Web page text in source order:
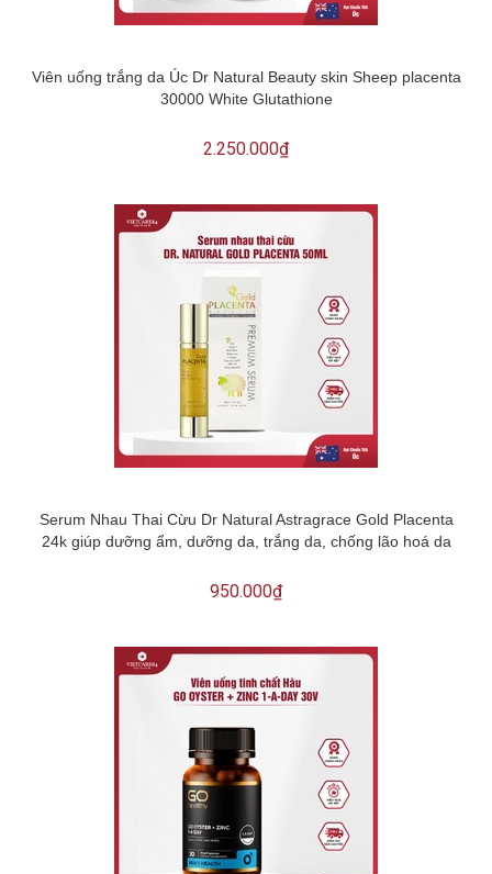
Viên uống trắng da Úc Dr Natural Beauty skin Sheep placenta
30000 White Glutathione
2.250.000₫
Serum Nhau Thai Cừu Dr Natural Astragrace Gold Placenta
24k giúp dưỡng ẩm, dưỡng da, trắng da, chống lão hoá da
950.000₫